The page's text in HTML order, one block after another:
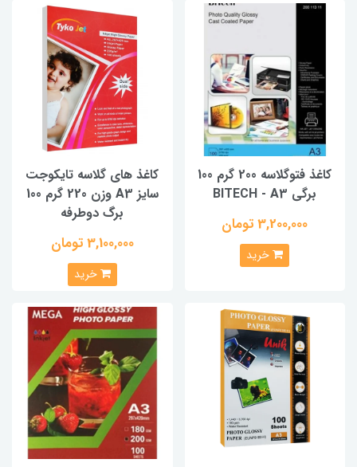
کاغذ فتوگلاسه 200 گرم 100
برگی BITECH - A3
3,200,000 تومان
خرید
کاغذ های گلاسه تایکوجت
سایز A3 وزن 220 گرم 100
برگ دوطرفه
3,100,000 تومان
خرید